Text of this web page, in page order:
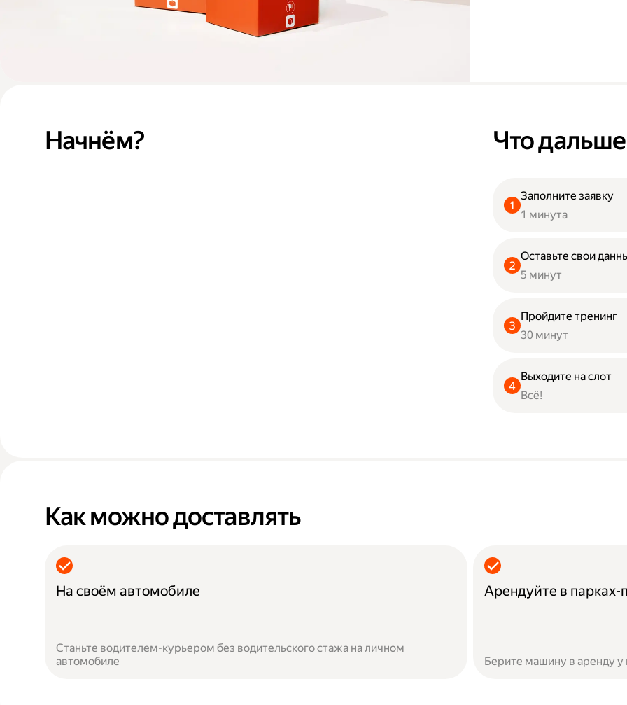
Начнём? Что дальше
Заполните заявку
1 минута
Оставьте свои
5 минут
Пройдите тренинг
30 минут
Выходите на слот
Всё!
Как можно доставлять
На своём автомобиле
Станьте водителем-курьером без водительского стажа на личном
автомобиле
Арендуйте в парках-
Берите машину в аренду у